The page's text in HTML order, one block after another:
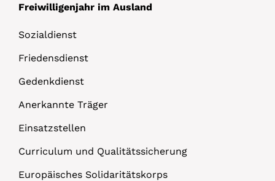
Freiwilligenjahr im Ausland
Sozialdienst
Friedensdienst
Gedenkdienst
Anerkannte Träger
Einsatzstellen
Curriculum und Qualitätssicherung
Europäisches Solidaritätskorps